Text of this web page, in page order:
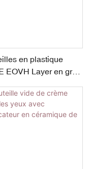
en plastique
EOVH Layer en gros